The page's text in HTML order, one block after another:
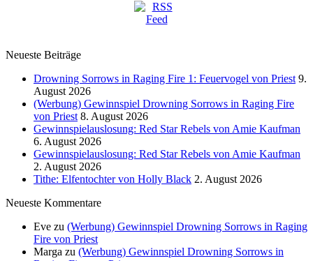
Neueste Beiträge
Drowning Sorrows in Raging Fire 1: Feuervogel von Priest 9.
August 2026
(Werbung) Gewinnspiel Drowning Sorrows in Raging Fire
von Priest 8. August 2026
Gewinnspielauslosung: Red Star Rebels von Amie Kaufman
6. August 2026
Gewinnspielauslosung: Red Star Rebels von Amie Kaufman
2. August 2026
Tithe: Elfentochter von Holly Black 2. August 2026
Neueste Kommentare
Eve zu (Werbung) Gewinnspiel Drowning Sorrows in Raging
Fire von Priest
Marga zu (Werbung) Gewinnspiel Drowning Sorrows in